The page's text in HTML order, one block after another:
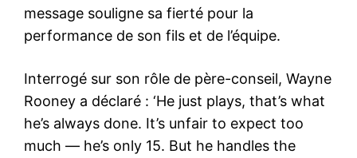
message souligne sa fierté pour la
performance de son fils et de l’équipe.
Interrogé sur son rôle de père-conseil, Wayne
Rooney a déclaré : ‘He just plays, that’s what
he’s always done. It’s unfair to expect too
much — he’s only 15. But he handles the